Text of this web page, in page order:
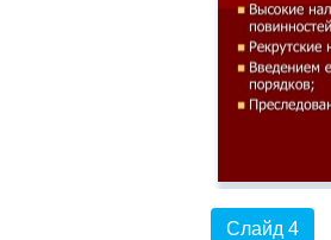
Слайд 4